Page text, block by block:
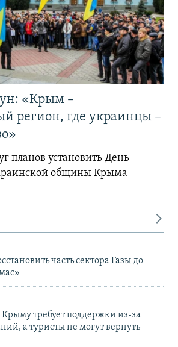
«Крым –
регион, где украинцы –
планов установить День
общины Крыма
часть сектора Газы до
требует поддержки из-за
а туристы не могут вернуть